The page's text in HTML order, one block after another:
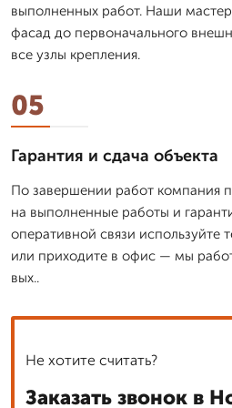
выполненных работ. Наши
фасад до первоначального
все узлы крепления.
05
Гарантия и сдача объекта
По завершении работ компания
на выполненные работы и
оперативной связи используйте
или приходите в офис — мы
вых..
Не хотите считать?
Заказать звонок в